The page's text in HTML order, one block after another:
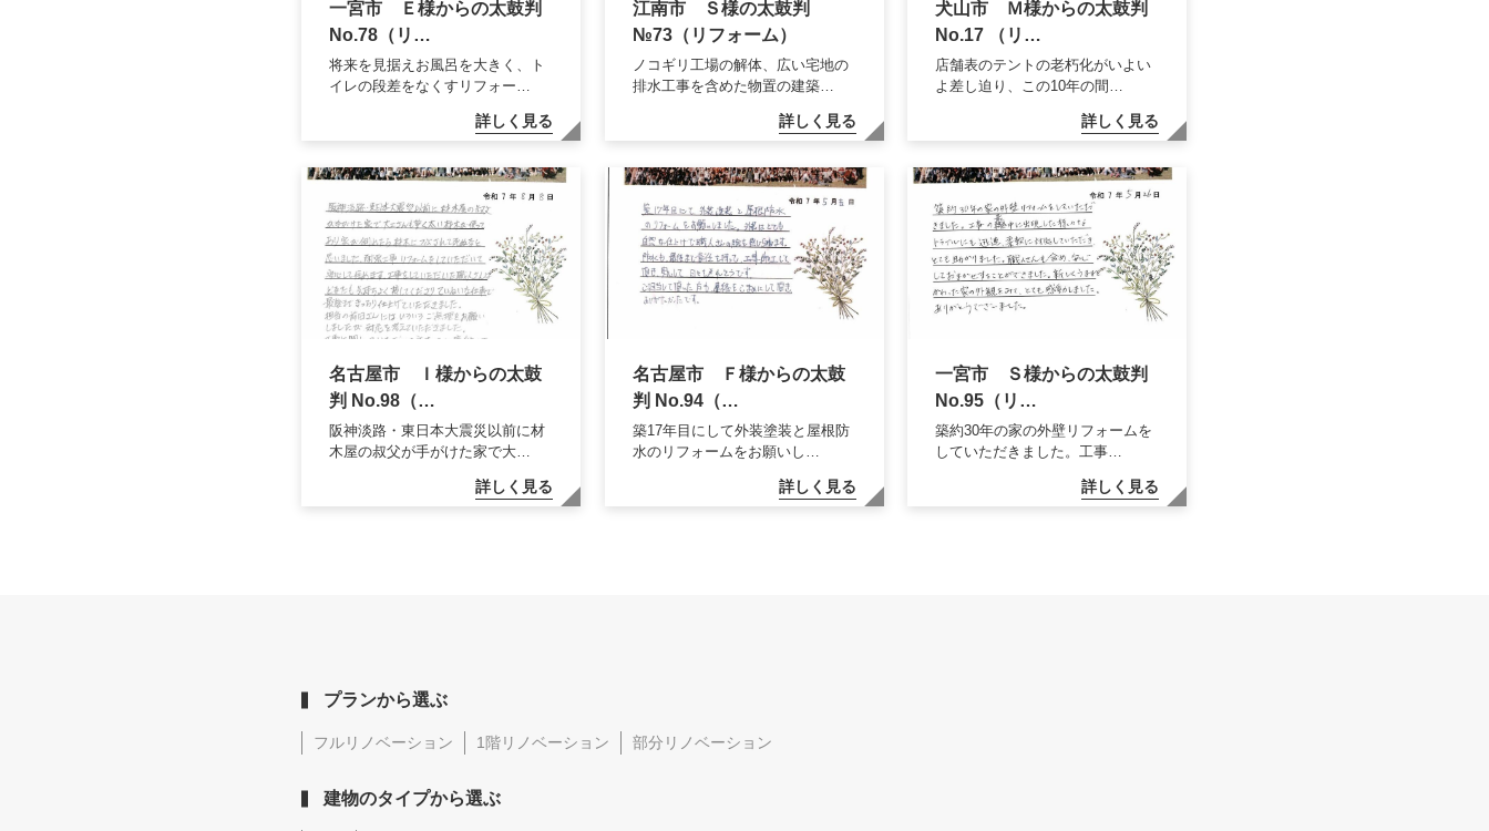
一宮市 Ｅ様からの太鼓判
No.78（リ…
将来を見据えお風呂を大きく、ト
イレの段差をなくすリフォー…
詳しく見る
江南市 Ｓ様の太鼓判
№73（リフォーム）
ノコギリ工場の解体、広い宅地の
排水工事を含めた物置の建築…
詳しく見る
犬山市 Ｍ様からの太鼓判
No.17 （リ…
店舗表のテントの老朽化がいよい
よ差し迫り、この10年の間…
詳しく見る
名古屋市 Ｉ様からの太鼓
判 No.98（…
阪神淡路・東日本大震災以前に材
木屋の叔父が手がけた家で大…
詳しく見る
名古屋市 Ｆ様からの太鼓
判 No.94（…
築17年目にして外装塗装と屋根防
水のリフォームをお願いし…
詳しく見る
一宮市 Ｓ様からの太鼓判
No.95（リ…
築約30年の家の外壁リフォームを
していただきました。工事…
詳しく見る
プランから選ぶ
フルリノベーション 1階リノベーション 部分リノベーション
建物のタイプから選ぶ